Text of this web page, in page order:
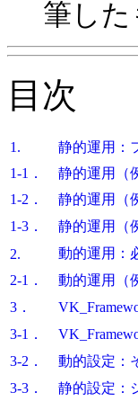
筆した
目次
1.
静的運用：
1-1．
静的運用（
1-2．
静的運用（
1-3．
静的運用（
2.
動的運用：
2-1．
動的運用（
3．
3-1．
3-2．
動的設定：
3-3．
静的設定：